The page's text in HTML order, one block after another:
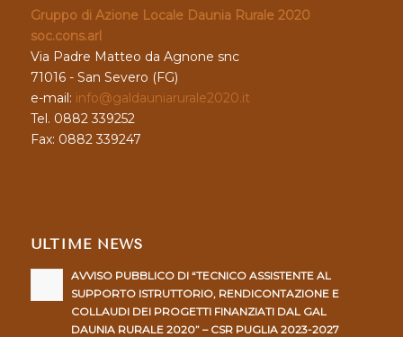
Gruppo di Azione Locale Daunia Rurale 2020
soc.cons.arl
Via Padre Matteo da Agnone snc
71016 - San Severo (FG)
e-mail: info@galdauniarurale2020.it
Tel. 0882 339252
Fax: 0882 339247
ULTIME NEWS
AVVISO PUBBLICO DI “TECNICO ASSISTENTE AL
SUPPORTO ISTRUTTORIO, RENDICONTAZIONE E
COLLAUDI DEI PROGETTI FINANZIATI DAL GAL
DAUNIA RURALE 2020” – CSR PUGLIA 2023-2027